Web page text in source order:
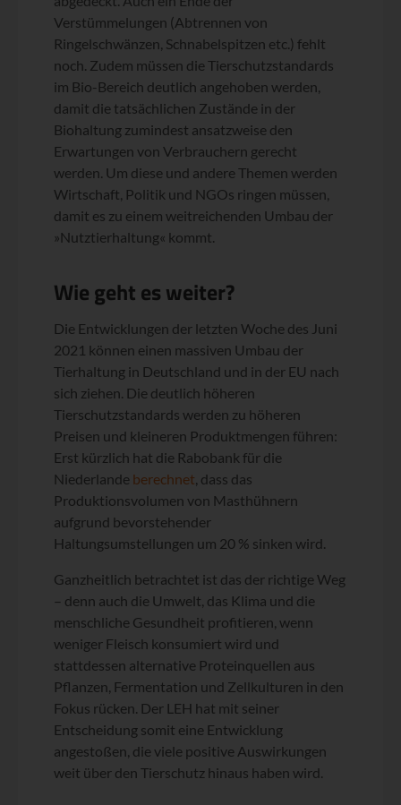
Verstümmelungen (Abtrennen von
Ringelschwänzen, Schnabelspitzen etc.) fehlt
noch. Zudem müssen die Tierschutzstandards
im Bio-Bereich deutlich angehoben werden,
damit die tatsächlichen Zustände in der
Biohaltung zumindest ansatzweise den
Erwartungen von Verbrauchern gerecht
werden. Um diese und andere Themen werden
Wirtschaft, Politik und NGOs ringen müssen,
damit es zu einem weitreichenden Umbau der
»Nutztierhaltung« kommt.
Wie geht es weiter?
Die Entwicklungen der letzten Woche des Juni
2021 können einen massiven Umbau der
Tierhaltung in Deutschland und in der EU nach
sich ziehen. Die deutlich höheren
Tierschutzstandards werden zu höheren
Preisen und kleineren Produktmengen führen:
Erst kürzlich hat die Rabobank für die
Niederlande berechnet , dass das
Produktionsvolumen von Masthühnern
aufgrund bevorstehender
Haltungsumstellungen um 20 % sinken wird.
Ganzheitlich betrachtet ist das der richtige Weg
– denn auch die Umwelt, das Klima und die
menschliche Gesundheit profitieren, wenn
weniger Fleisch konsumiert wird und
stattdessen alternative Proteinquellen aus
Pflanzen, Fermentation und Zellkulturen in den
Fokus rücken. Der LEH hat mit seiner
Entscheidung somit eine Entwicklung
angestoßen, die viele positive Auswirkungen
weit über den Tierschutz hinaus haben wird.